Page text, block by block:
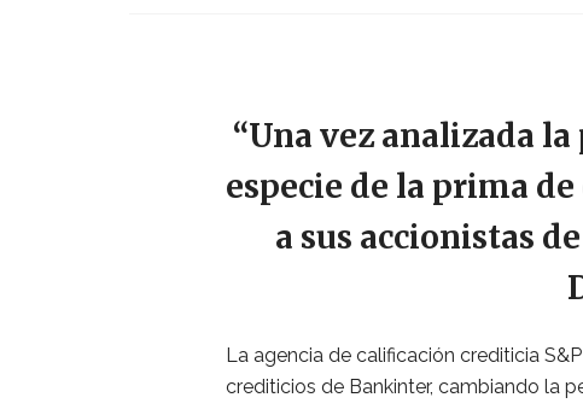
“Una vez analizada
especie de la prima
a sus accionistas
La agencia de calificación crediticia
crediticios de Bankinter, cambiando la